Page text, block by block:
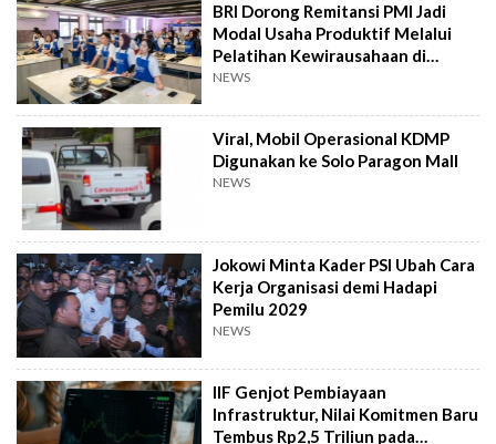
BRI Dorong Remitansi PMI Jadi
Modal Usaha Produktif Melalui
Pelatihan Kewirausahaan di
Taiwan
NEWS
Viral, Mobil Operasional KDMP
Digunakan ke Solo Paragon Mall
NEWS
Jokowi Minta Kader PSI Ubah Cara
Kerja Organisasi demi Hadapi
Pemilu 2029
NEWS
IIF Genjot Pembiayaan
Infrastruktur, Nilai Komitmen Baru
Tembus Rp2,5 Triliun pada